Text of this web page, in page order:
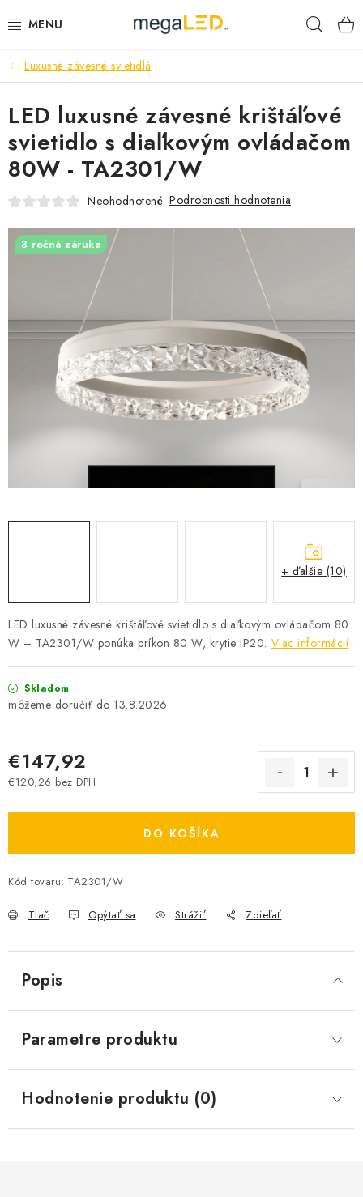
na
PRIEMYSEL
SVIETIDLÁ
ŽIAROVKY A TRUBICE
PRACOVNÉ SVIETIDLÁ
ELEKTROMATERIÁL
SAMSUNG SVIETIDLÁ
SOLÁRNE SYSTÉMY
SEZÓNNE VÝPREDAJE POĽNOPOTREBY
OBCHODNÉ PODMIENKY
Reklamácie a formulár na odstúpenie od zmluvy
Obchodné podmienky
Podmienky ochrany osobných údajov
O nás - MEGALED & JANTON Zákamenné
Zľavy pre profíkov
Luxusné závesné svietidlá
LED luxusné závesné krištáľové svietidlo s diaľkovým ovládačom 80
W – TA2301/W ponúka príkon 80 W, krytie IP20. Viac informácií
Skladom
13.8.2026
€147,92
€120,26 bez DPH
DO KOŠÍKA
Kód tovaru: TA2301/W
Tlač Opýtať sa Strážiť Zdieľať
LED luxusné závesné krištáľové
svietidlo s diaľkovým ovládačom
80W - TA2301/W
Neohodnotené Podrobnosti hodnotenia
3 ročná záruka
+ ďalšie (10)
Popis
Parametre produktu
Hodnotenie produktu (0)